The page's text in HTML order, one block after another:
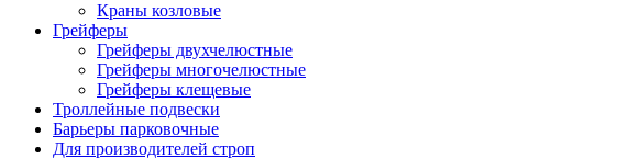
Краны козловые
Грейферы
Грейферы двухчелюстные
Грейферы многочелюстные
Грейферы клещевые
Троллейные подвески
Барьеры парковочные
Для производителей строп